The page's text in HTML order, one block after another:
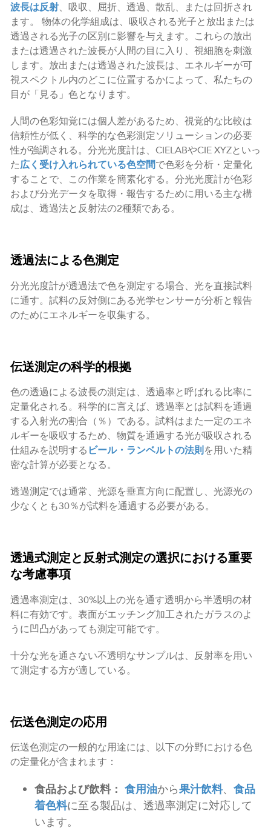
波長は反射、吸収、屈折、透過、散乱、または回折され
ます。 物体の化学組成は、吸収される光子と放出または
透過される光子の区別に影響を与えます。これらの放出
または透過された波長が人間の目に入り、視細胞を刺激
します。放出または透過された波長は、エネルギーが可
視スペクトル内のどこに位置するかによって、私たちの
目が「見る」色となります。
人間の色彩知覚には個人差があるため、視覚的な比較は
信頼性が低く、科学的な色彩測定ソリューションの必要
性が強調される。分光光度計は、CIELABやCIE XYZといっ
た広く受け入れられている色空間で色彩を分析・定量化
することで、この作業を簡素化する。分光光度計が色彩
および分光データを取得・報告するために用いる主な構
成は、透過法と反射法の2種類である。
透過法による色測定
分光光度計が透過法で色を測定する場合、光を直接試料
に通す。試料の反対側にある光学センサーが分析と報告
のためにエネルギーを収集する。
伝送測定の科学的根拠
色の透過による波長の測定は、透過率と呼ばれる比率に
定量化される。科学的に言えば、透過率とは試料を通過
する入射光の割合（％）である。試料はまた一定のエネ
ルギーを吸収するため、物質を通過する光が吸収される
仕組みを説明する ビール・ランベルトの法則を用いた精
密な計算が必要となる。
透過測定では通常、光源を垂直方向に配置し、光源光の
少なくとも30％が試料を通過する必要がある。
透過式測定と反射式測定の選択における重要
な考慮事項
透過率測定は、30%以上の光を通す透明から半透明の材
料に有効です。表面がエッチング加工されたガラスのよ
うに凹凸があっても測定可能です。
十分な光を通さない不透明なサンプルは、反射率を用い
て測定する方が適している。
伝送色測定の応用
伝送色測定の一般的な用途には、以下の分野における色
の定量化が含まれます：
食品および飲料： 食用油から果汁飲料、 食品
着色料に至る製品は、透過率測定に対応して
います。